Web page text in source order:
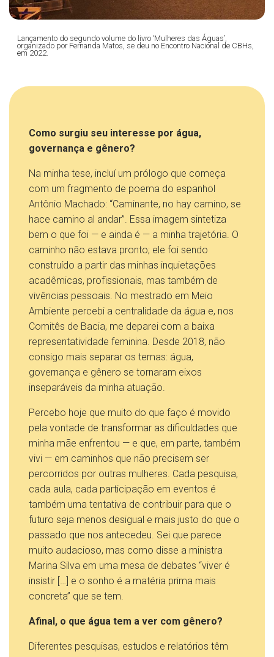
Lançamento do segundo volume do livro ‘Mulheres das Águas’,
organizado por Fernanda Matos, se deu no Encontro Nacional de CBHs,
em 2022.
Como surgiu seu interesse por água,
governança e gênero?
Na minha tese, incluí um prólogo que começa
com um fragmento de poema do espanhol
Antônio Machado: “Caminante, no hay camino, se
hace camino al andar”. Essa imagem sintetiza
bem o que foi — e ainda é — a minha trajetória. O
caminho não estava pronto; ele foi sendo
construído a partir das minhas inquietações
acadêmicas, profissionais, mas também de
vivências pessoais. No mestrado em Meio
Ambiente percebi a centralidade da água e, nos
Comitês de Bacia, me deparei com a baixa
representatividade feminina. Desde 2018, não
consigo mais separar os temas: água,
governança e gênero se tornaram eixos
inseparáveis da minha atuação.
Percebo hoje que muito do que faço é movido
pela vontade de transformar as dificuldades que
minha mãe enfrentou — e que, em parte, também
vivi — em caminhos que não precisem ser
percorridos por outras mulheres. Cada pesquisa,
cada aula, cada participação em eventos é
também uma tentativa de contribuir para que o
futuro seja menos desigual e mais justo do que o
passado que nos antecedeu. Sei que parece
muito audacioso, mas como disse a ministra
Marina Silva em uma mesa de debates “viver é
insistir […] e o sonho é a matéria prima mais
concreta” que se tem.
Afinal, o que água tem a ver com gênero?
Diferentes pesquisas, estudos e relatórios têm